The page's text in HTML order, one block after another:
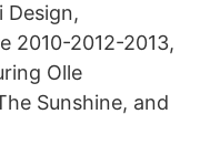
Design,
2010-2012-2013,
Olle
Sunshine, and